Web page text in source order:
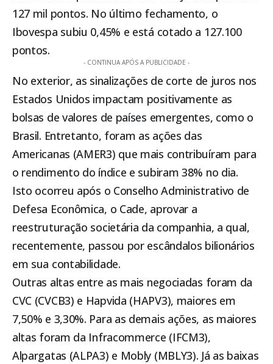
127 mil pontos. No último fechamento, o
Ibovespa subiu 0,45% e está cotado a 127.100
pontos.
- CONTINUA APÓS A PUBLICIDADE -
No exterior, as sinalizações de corte de juros nos
Estados Unidos impactam positivamente as
bolsas de valores de países emergentes, como o
Brasil. Entretanto, foram as ações das
Americanas (AMER3) que mais contribuíram para
o rendimento do índice e subiram 38% no dia.
Isto ocorreu após o Conselho Administrativo de
Defesa Econômica, o Cade, aprovar a
reestruturação societária da companhia, a qual,
recentemente, passou por escândalos bilionários
em sua contabilidade.
Outras altas entre as mais negociadas foram da
CVC (CVCB3) e Hapvida (HAPV3), maiores em
7,50% e 3,30%. Para as demais ações, as maiores
altas foram da Infracommerce (IFCM3),
Alpargatas (ALPA3) e Mobly (MBLY3). Já as baixas